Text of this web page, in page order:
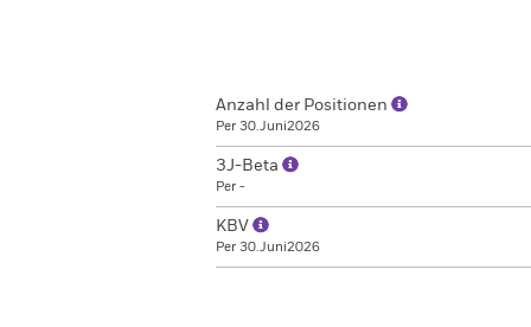
Anzahl der Positionen
Per 30.Juni2026
3J-Beta
Per -
KBV
Per 30.Juni2026